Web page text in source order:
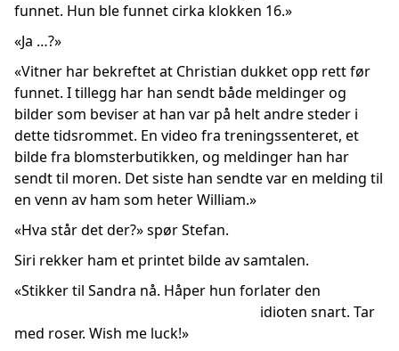
funnet. Hun ble funnet cirka klokken 16.»
«Ja …?»
«Vitner har bekreftet at Christian dukket opp rett før
funnet. I tillegg har han sendt både meldinger og
bilder som beviser at han var på helt andre steder i
dette tidsrommet. En video fra treningssenteret, et
bilde fra blomsterbutikken, og meldinger han har
sendt til moren. Det siste han sendte var en melding til
en venn av ham som heter William.»
«Hva står det der?» spør Stefan.
Siri rekker ham et printet bilde av samtalen.
«Stikker til Sandra nå. Håper hun forlater den
idioten snart. Tar
med roser. Wish me luck!»